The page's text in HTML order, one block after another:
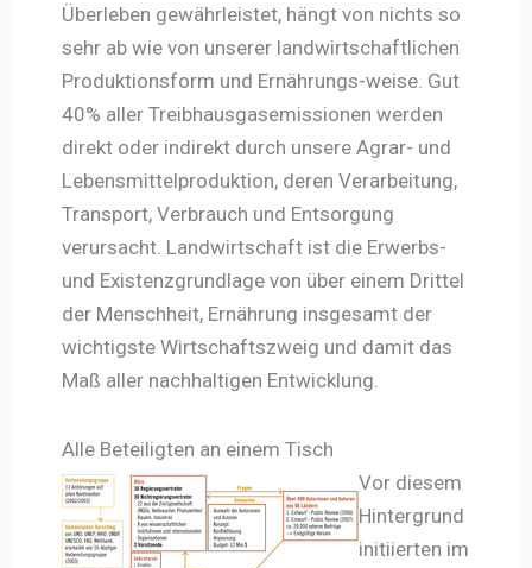
Überleben gewährleistet, hängt von nichts so
sehr ab wie von unserer landwirtschaftlichen
Produktionsform und Ernährungs-weise. Gut
40% aller Treibhausgasemissionen werden
direkt oder indirekt durch unsere Agrar- und
Lebensmittelproduktion, deren Verarbeitung,
Transport, Verbrauch und Entsorgung
verursacht. Landwirtschaft ist die Erwerbs-
und Existenzgrundlage von über einem Drittel
der Menschheit, Ernährung insgesamt der
wichtigste Wirtschaftszweig und damit das
Maß aller nachhaltigen Entwicklung.
Alle Beteiligten an einem Tisch
Vor diesem
Hintergrund
initiierten im